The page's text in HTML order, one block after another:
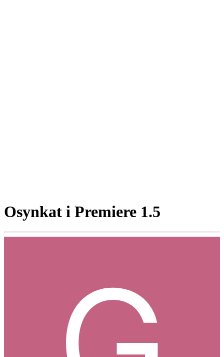
Osynkat i Premiere 1.5